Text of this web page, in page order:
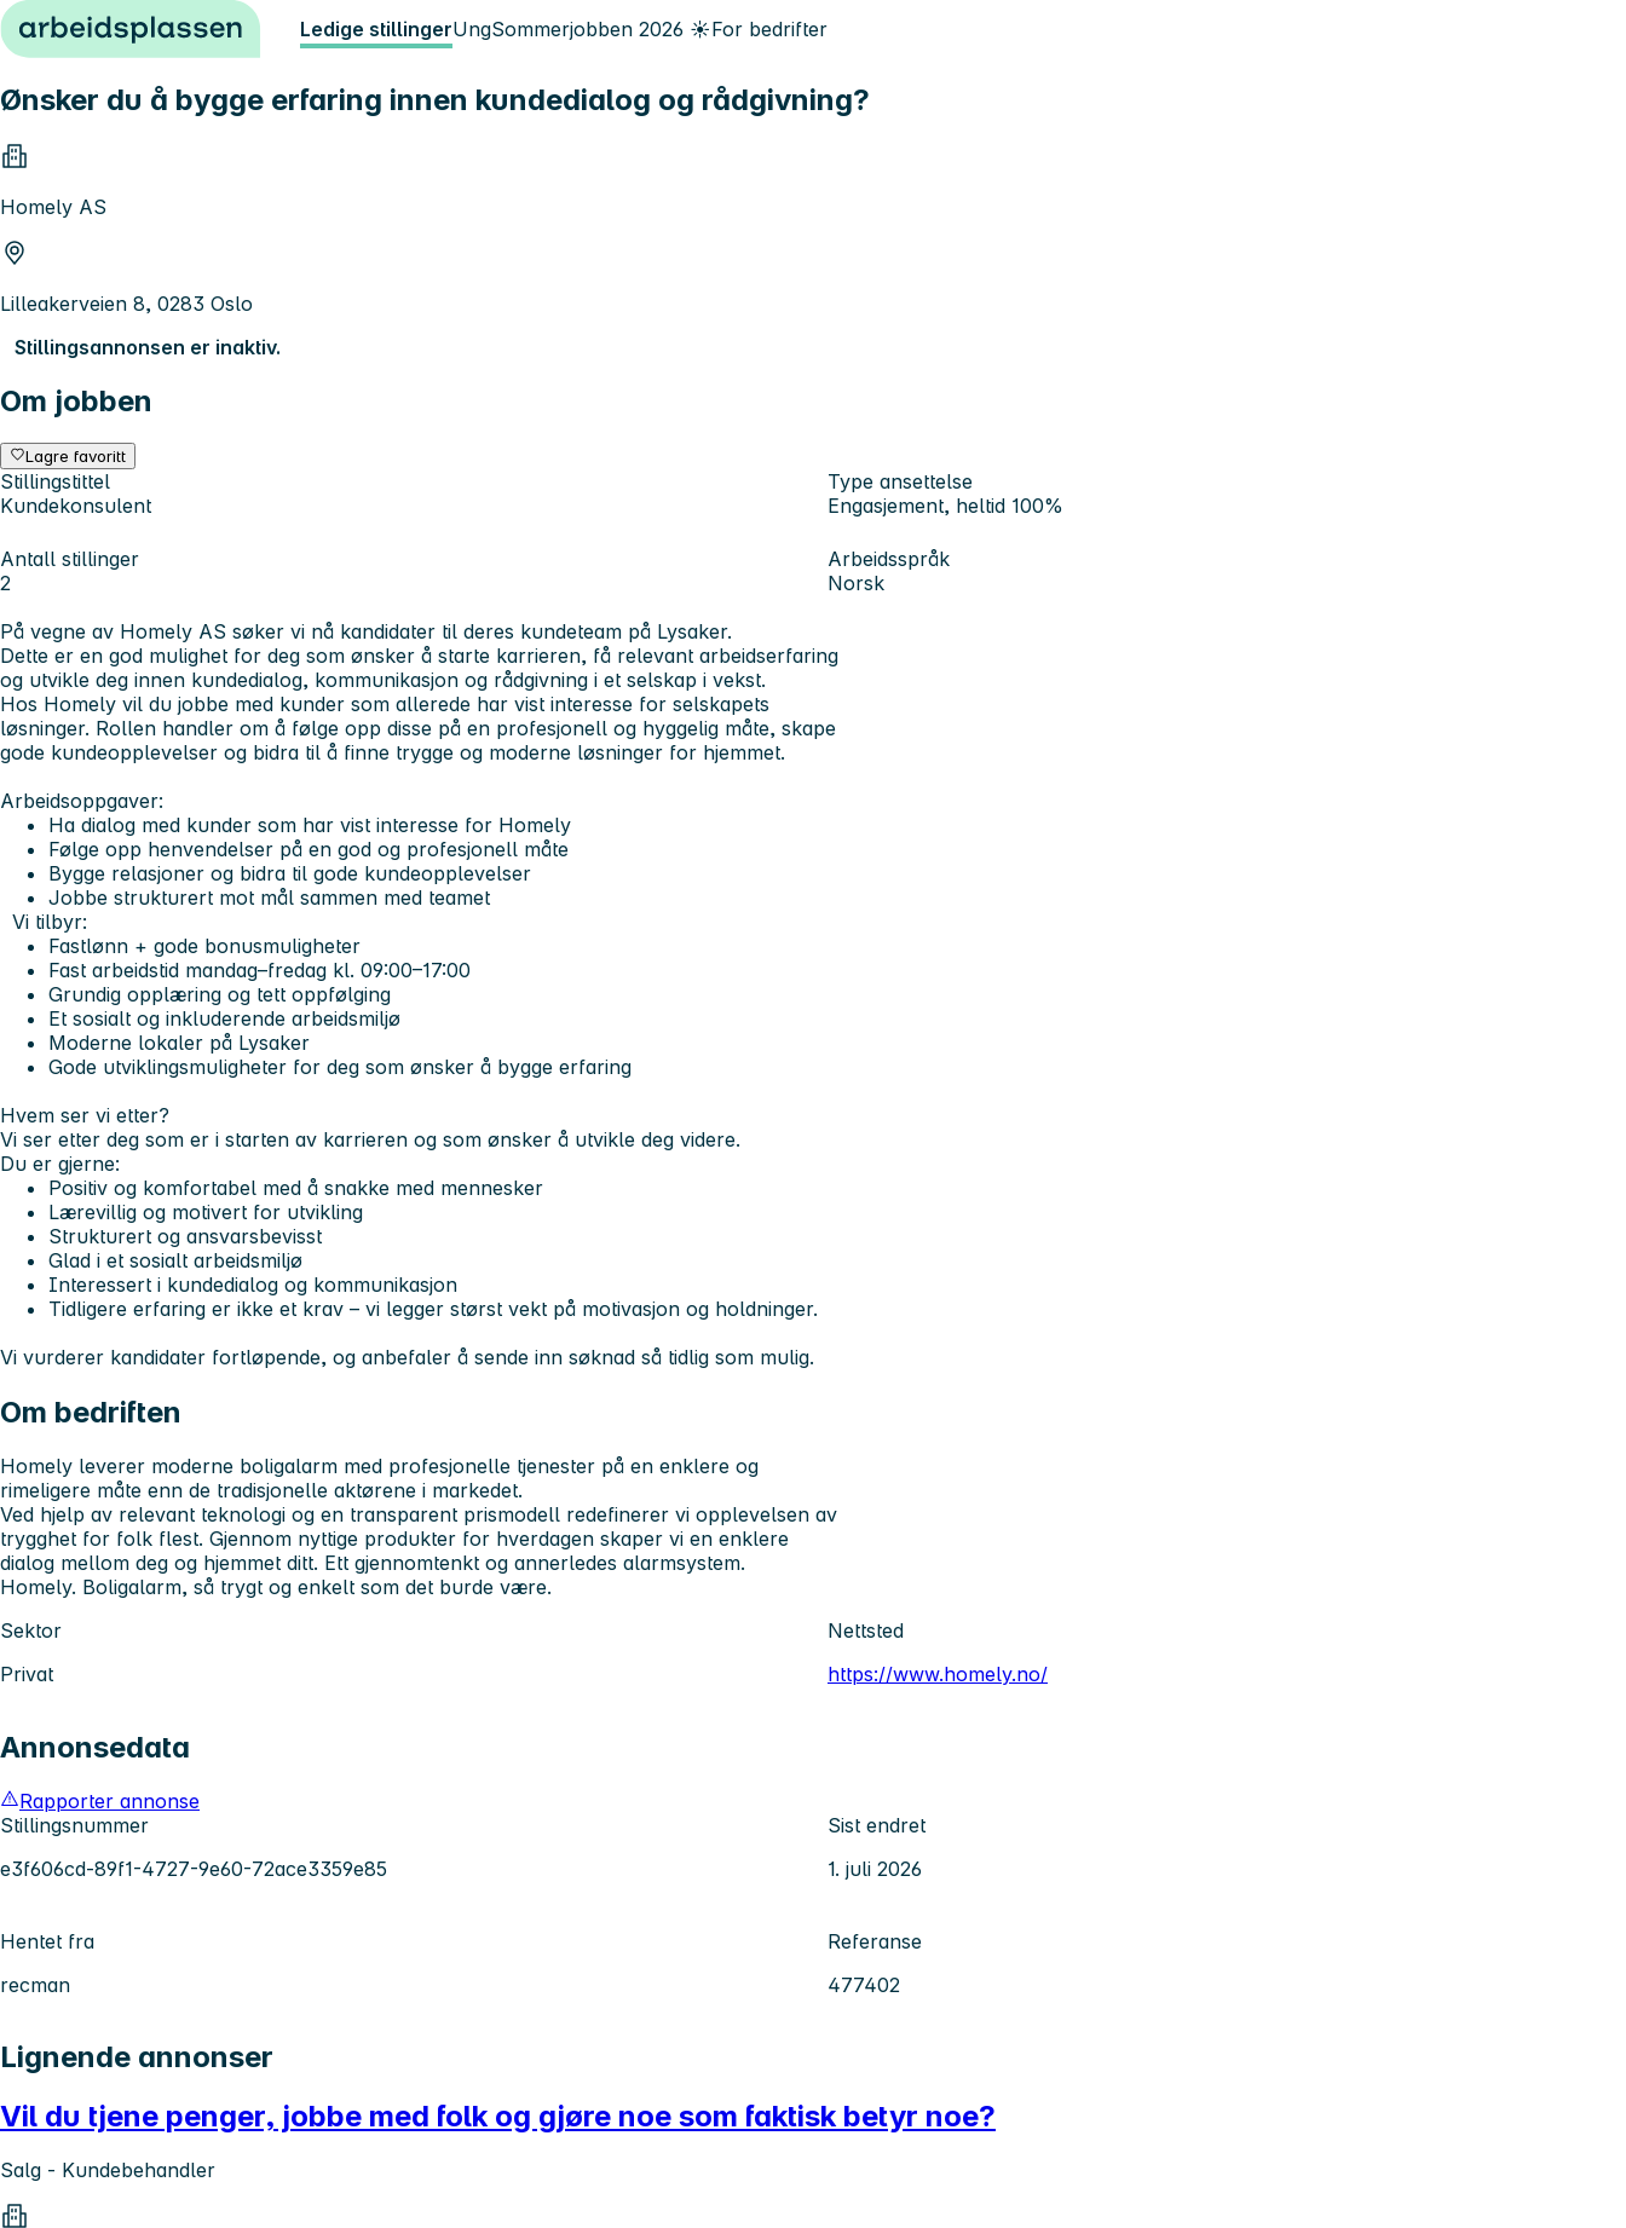
Hopp til innhold Ledige stillingerUngSommerjobben 2026 ☀️For bedrifter
Ønsker du å bygge erfaring innen kundedialog og rådgivning?
Homely AS
Lilleakerveien 8, 0283 Oslo
Stillingsannonsen er inaktiv.
Om jobben
Lagre favoritt
Stillingstittel
Kundekonsulent
Type ansettelse
Engasjement, heltid 100%
Antall stillinger
2
Arbeidsspråk
Norsk
På vegne av Homely AS søker vi nå kandidater til deres kundeteam på Lysaker.
Dette er en god mulighet for deg som ønsker å starte karrieren, få relevant arbeidserfaring
og utvikle deg innen kundedialog, kommunikasjon og rådgivning i et selskap i vekst.
Hos Homely vil du jobbe med kunder som allerede har vist interesse for selskapets
løsninger. Rollen handler om å følge opp disse på en profesjonell og hyggelig måte, skape
gode kundeopplevelser og bidra til å finne trygge og moderne løsninger for hjemmet.
Arbeidsoppgaver:
Ha dialog med kunder som har vist interesse for Homely
Følge opp henvendelser på en god og profesjonell måte
Bygge relasjoner og bidra til gode kundeopplevelser
Jobbe strukturert mot mål sammen med teamet
Vi tilbyr:
Fastlønn + gode bonusmuligheter
Fast arbeidstid mandag–fredag kl. 09:00–17:00
Grundig opplæring og tett oppfølging
Et sosialt og inkluderende arbeidsmiljø
Moderne lokaler på Lysaker
Gode utviklingsmuligheter for deg som ønsker å bygge erfaring
Hvem ser vi etter?
Vi ser etter deg som er i starten av karrieren og som ønsker å utvikle deg videre.
Du er gjerne:
Positiv og komfortabel med å snakke med mennesker
Lærevillig og motivert for utvikling
Strukturert og ansvarsbevisst
Glad i et sosialt arbeidsmiljø
Interessert i kundedialog og kommunikasjon
Tidligere erfaring er ikke et krav – vi legger størst vekt på motivasjon og holdninger.
Vi vurderer kandidater fortløpende, og anbefaler å sende inn søknad så tidlig som mulig.
Om bedriften
Homely leverer moderne boligalarm med profesjonelle tjenester på en enklere og
rimeligere måte enn de tradisjonelle aktørene i markedet.
Ved hjelp av relevant teknologi og en transparent prismodell redefinerer vi opplevelsen av
trygghet for folk flest. Gjennom nyttige produkter for hverdagen skaper vi en enklere
dialog mellom deg og hjemmet ditt. Ett gjennomtenkt og annerledes alarmsystem.
Homely. Boligalarm, så trygt og enkelt som det burde være.
Sektor
Privat
Nettsted
https://www.homely.no/
Annonsedata
Rapporter annonse
Stillingsnummer
e3f606cd-89f1-4727-9e60-72ace3359e85
Sist endret
1. juli 2026
Hentet fra
recman
Referanse
477402
Lignende annonser
Vil du tjene penger, jobbe med folk og gjøre noe som faktisk betyr noe?
Salg - Kundebehandler